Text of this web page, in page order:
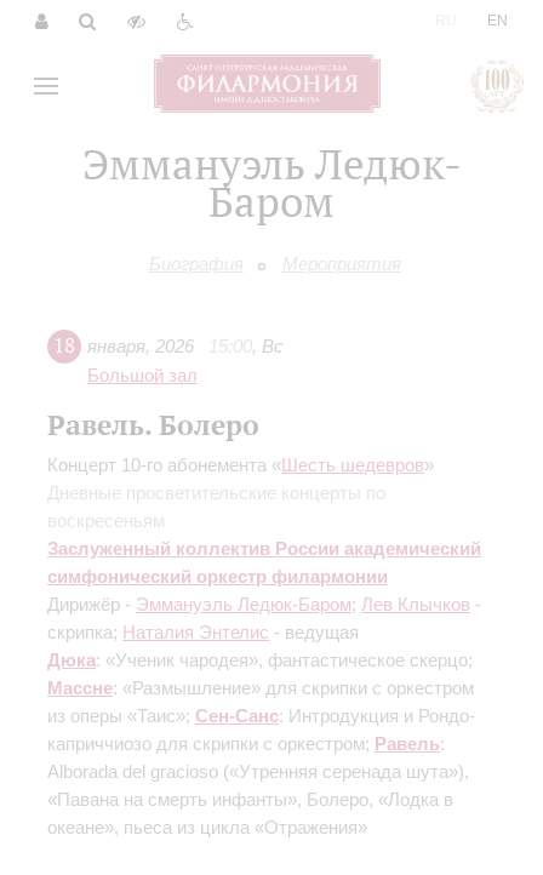
EN
Эммануэль Ледюк-
Баром
Биография Мероприятия
18 января, 2026 15:00, Вс
Большой зал
Равель. Болеро
Концерт 10-го абонемента «Шесть шедевров»
Дневные просветительские концерты по
воскресеньям
Заслуженный коллектив России академический
симфонический оркестр филармонии
Дирижёр - Эммануэль Ледюк-Баром; Лев Клычков -
скрипка; Наталия Энтелис - ведущая
Дюка: «Ученик чародея», фантастическое скерцо;
Массне: «Размышление» для скрипки с оркестром
из оперы «Таис»; Сен-Санс: Интродукция и Рондо-
каприччиозо для скрипки с оркестром; Равель:
Alborada del gracioso («Утренняя серенада шута»),
«Павана на смерть инфанты», Болеро, «Лодка в
океане», пьеса из цикла «Отражения»